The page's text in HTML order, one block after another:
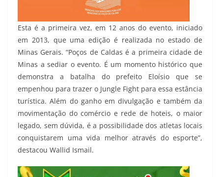
Esta é a primeira vez, em 12 anos do evento, iniciado
em 2013, que uma edição é realizada no estado de
Minas Gerais. “Poços de Caldas é a primeira cidade de
Minas a sediar o evento. É um momento histórico que
demonstra a batalha do prefeito Eloísio que se
empenhou para trazer o Jungle Fight para essa estância
turística. Além do ganho em divulgação e também da
movimentação do comércio e rede de hoteis, o maior
legado, sem dúvida, é a possibilidade dos atletas locais
conquistarem uma vida melhor através do esporte”,
destacou Wallid Ismail.